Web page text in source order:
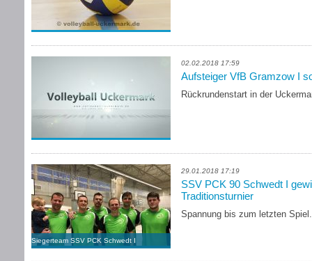
02.02.2018 17:59
Aufsteiger VfB Gramzow I
Rückrundenstart in der
Siegerteam SSV PCK Schwedt I
29.01.2018 17:19
SSV PCK 90 Schwedt I
Traditionsturnier
Spannung bis zum letzten Spiel.